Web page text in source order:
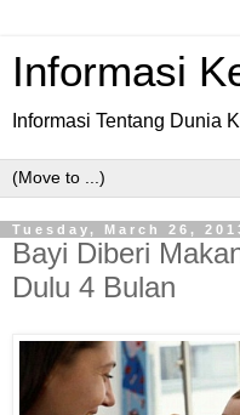
Informasi
Informasi Tentang Dunia
Tuesday, March 26,
Bayi Diberi
Dulu 4 Bulan